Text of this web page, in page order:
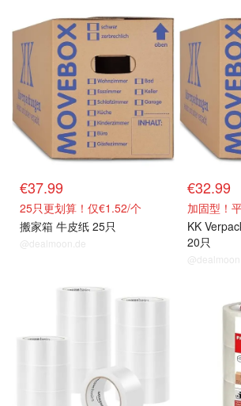
€37.99
25只更划算！仅€1.52/个
搬家箱 牛皮纸 25只
@dealmoon.de
€32.99
加固型！
KK
20只